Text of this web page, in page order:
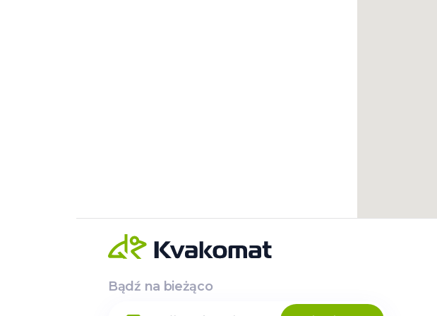
Bądź na bieżąco